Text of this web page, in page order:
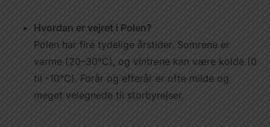
Hvordan er vejret i Polen?
Polen har fire tydelige årstider. Somrene er
varme (20–30°C), og vintrene kan være kolde (0
til -10°C). Forår og efterår er ofte milde og
meget velegnede til storbyrejser.